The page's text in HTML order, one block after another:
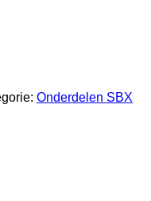
Onderdelen SBX